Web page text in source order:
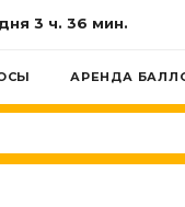
3 ч. 36 мин.
АРЕНДА